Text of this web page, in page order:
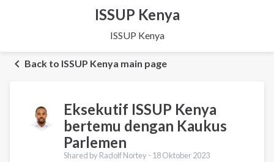
ISSUP Kenya
ISSUP Kenya
Back to ISSUP Kenya main page
Eksekutif ISSUP Kenya
bertemu dengan Kaukus
Parlemen
Shared by Radolf Nortey - 18 Oktober 2023